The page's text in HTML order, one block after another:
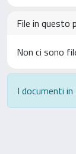
File in questo
Non ci sono
I documenti